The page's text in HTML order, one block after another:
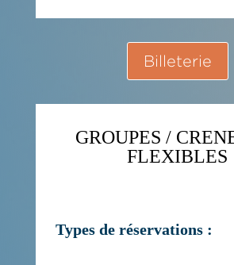
Billeterie
GROUPES /
FLEXIBLES
Types de réservations :